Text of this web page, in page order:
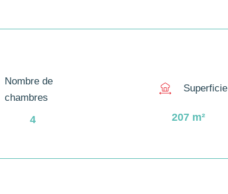
Nombre de
chambres
4
Superficie
207 m²